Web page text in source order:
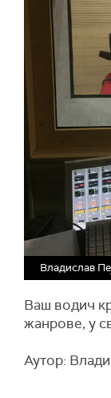
Владислав
Ваш водич
жанрове, у
Аутор: